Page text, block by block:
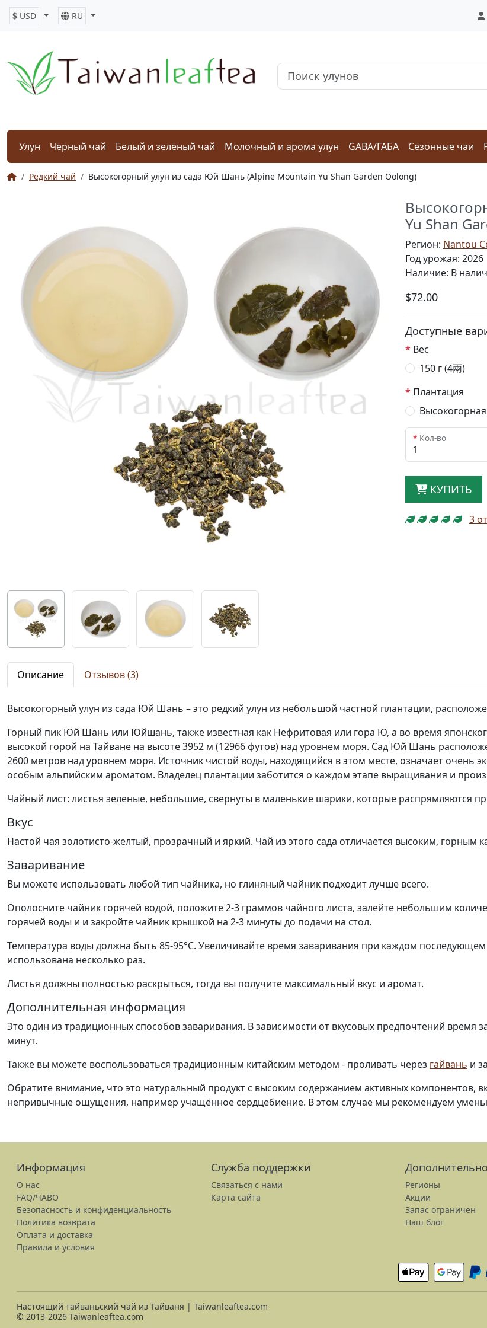
$ USD RU
Улун Чёрный чай Белый и зелёный чай Молочный и арома улун GABA/ГАБА Сезонные чаи
Редкий чай Высокогорный улун из сада Юй Шань (Alpine Mountain Yu Shan Garden Oolong)
Yu Shan
Регион: Nantou
Год урожая: 2026
Наличие: В
$72.00
Доступные
Вес
150 г (4兩)
Плантация
Кол-во
КУПИТЬ
3
Описание Отзывов (3)
Высокогорный улун из сада Юй Шань – это редкий улун из небольшой частной плантации,
Горный пик Юй Шань или Юйшань, также известная как Нефритовая или гора Ю, а во время
высокой горой на Тайване на высоте 3952 м (12966 футов) над уровнем моря. Сад Юй Шань
2600 метров над уровнем моря. Источник чистой воды, находящийся в этом месте, означает очень
особым альпийским ароматом. Владелец плантации заботится о каждом этапе выращивания и
Чайный лист: листья зеленые, небольшие, свернуты в маленькие шарики, которые распрямляются
Вкус
Настой чая золотисто-желтый, прозрачный и яркий. Чай из этого сада отличается высоким, горным
Заваривание
Вы можете использовать любой тип чайника, но глиняный чайник подходит лучше всего.
Ополосните чайник горячей водой, положите 2-3 граммов чайного листа, залейте небольшим
горячей воды и и закройте чайник крышкой на 2-3 минуты до подачи на стол.
Температура воды должна быть 85-95°С. Увеличивайте время заваривания при каждом
использована несколько раз.
Листья должны полностью раскрыться, тогда вы получите максимальный вкус и аромат.
Дополнительная информация
Это один из традиционных способов заваривания. В зависимости от вкусовых предпочтений время
минут.
Также вы можете воспользоваться традиционным китайским методом - проливать через гайвань и
Обратите внимание, что это натуральный продукт с высоким содержанием активных компонентов,
непривычные ощущения, например учащённое сердцебиение. В этом случае мы рекомендуем
Информация
О нас
FAQ/ЧАВО
Безопасность и конфиденциальность
Политика возврата
Оплата и доставка
Правила и условия
Служба поддержки
Связаться с нами
Карта сайта
Дополнительно
Регионы
Акции
Запас ограничен
Наш блог
Настоящий тайваньский чай из Тайваня | Taiwanleaftea.com
© 2013-2026 Taiwanleaftea.com